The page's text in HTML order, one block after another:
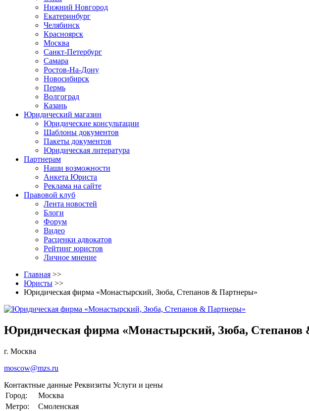
Нижний Новгород
Екатеринбург
Челябинск
Красноярск
Москва
Санкт-Петербург
Самара
Ростов-На-Дону
Новосибирск
Пермь
Волгоград
Казань
Юридический магазин
Юридические консультации
Шаблоны документов
Пакеты документов
Юридическая литература
Партнерам
Наши возможности
Анкета Юриста
Реклама на сайте
Правовой клуб
Лента новостей
Блоги
Форум
Видео
Расценки адвокатов
Рейтинг юристов
Личное мнение
Главная >>
Юристы >>
Юридическая фирма «Монастырский, Зюба, Степанов & Партнеры»
Юридическая фирма «Монастырский, Зюба, Степанов
г. Москва
moscow@mzs.ru
Контактные данные Реквизиты Услуги и цены
Город:
Москва
Метро:
Смоленская